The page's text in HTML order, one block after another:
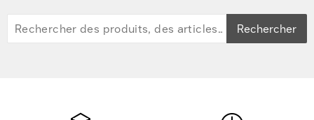
Rechercher